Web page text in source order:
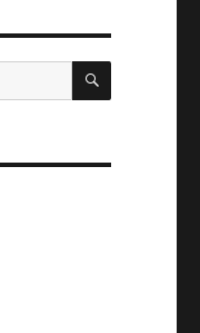
SUCHEN